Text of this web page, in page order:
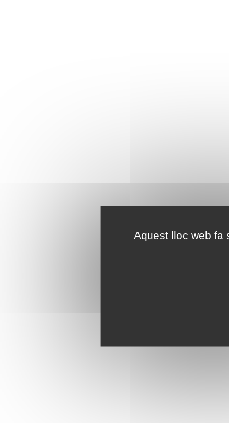
Aquest lloc web fa